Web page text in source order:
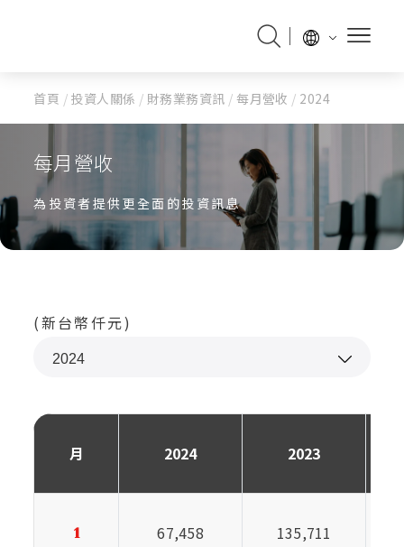
首頁 /投資人關係 / 財務業務資訊 / 每月營收 / 2024
每月營收
為投資者提供更全面的投資訊息
(新台幣仟元)
2024
月 2024 2023
1 67,458 135,711